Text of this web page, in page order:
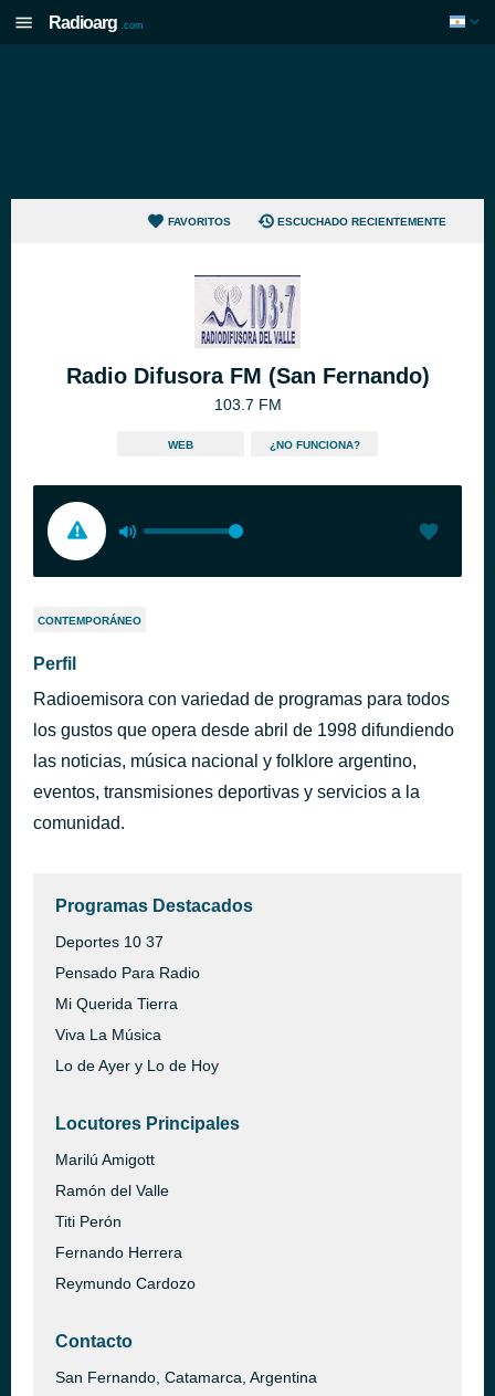
Radioarg .com
FAVORITOS ESCUCHADO RECIENTEMENTE
Radio Difusora FM (San Fernando)
103.7 FM
WEB ¿NO FUNCIONA?
CONTEMPORÁNEO
Perfil
Radioemisora con variedad de programas para todos
los gustos que opera desde abril de 1998 difundiendo
las noticias, música nacional y folklore argentino,
eventos, transmisiones deportivas y servicios a la
comunidad.
Programas Destacados
Deportes 10 37
Pensado Para Radio
Mi Querida Tierra
Viva La Música
Lo de Ayer y Lo de Hoy
Locutores Principales
Marilú Amigott
Ramón del Valle
Titi Perón
Fernando Herrera
Reymundo Cardozo
Contacto
San Fernando, Catamarca, Argentina